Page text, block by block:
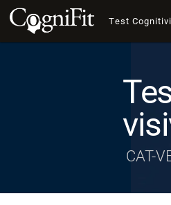
Test Cognitivi
CAT-